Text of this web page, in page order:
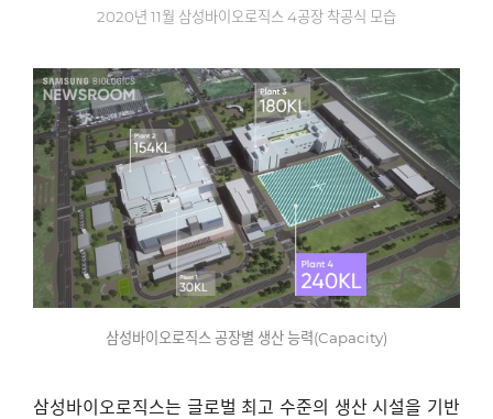
2020년 11월 삼성바이오로직스 4공장 착공식 모습
삼성바이오로직스 공장별 생산 능력(Capacity)
삼성바이오로직스는 글로벌 최고 수준의 생산 시설을 기반